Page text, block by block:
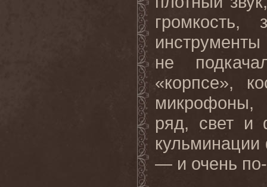
не
«корпсе»,
микрофоны,
ряд, свет и
— и очень